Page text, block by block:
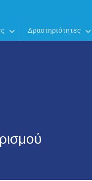
Δραστηριότητες